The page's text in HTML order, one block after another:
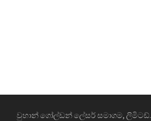
වුහාන් ගෝල්ඩන් ලේසර් සමාගම, ලිමිටඩ්.